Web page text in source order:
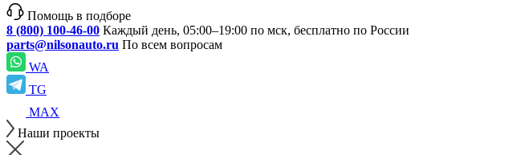
Помощь в подборе
8 (800) 100-46-00 Каждый день, 05:00–19:00 по мск, бесплатно по России
parts@nilsonauto.ru По всем вопросам
WA
TG
MAX
Наши проекты